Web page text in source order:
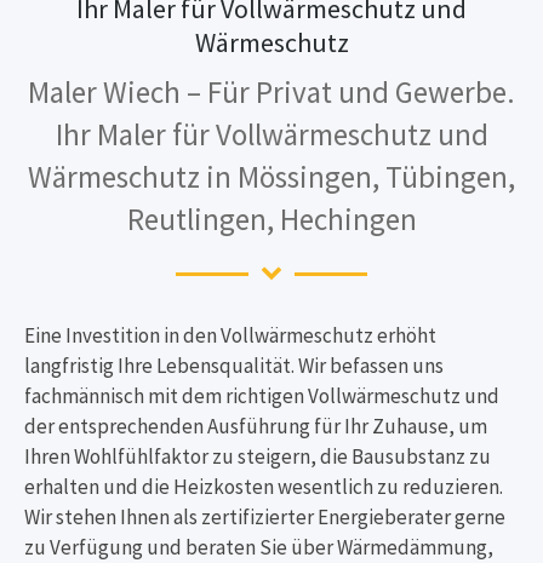
Ihr Maler für Vollwärmeschutz und
Wärmeschutz
Maler Wiech – Für Privat und Gewerbe.
Ihr Maler für Vollwärmeschutz und
Wärmeschutz in Mössingen, Tübingen,
Reutlingen, Hechingen
Eine Investition in den Vollwärmeschutz erhöht
langfristig Ihre Lebensqualität. Wir befassen uns
fachmännisch mit dem richtigen Vollwärmeschutz und
der entsprechenden Ausführung für Ihr Zuhause, um
Ihren Wohlfühlfaktor zu steigern, die Bausubstanz zu
erhalten und die Heizkosten wesentlich zu reduzieren.
Wir stehen Ihnen als zertifizierter Energieberater gerne
zu Verfügung und beraten Sie über Wärmedämmung,